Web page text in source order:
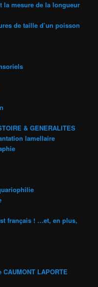
la mesure de la longueur
de taille d’un poisson
& GENERALITES
lamellaire
français ! …et, en plus,
LAPORTE